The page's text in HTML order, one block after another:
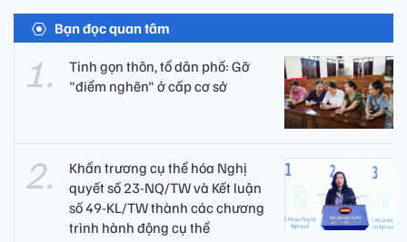
Bạn đọc quan tâm
Tinh gọn thôn, tổ dân phố: Gỡ
"điểm nghẽn" ở cấp cơ sở
Khẩn trương cụ thể hóa Nghị
quyết số 23-NQ/TW và Kết luận
số 49-KL/TW thành các chương
trình hành động cụ thể